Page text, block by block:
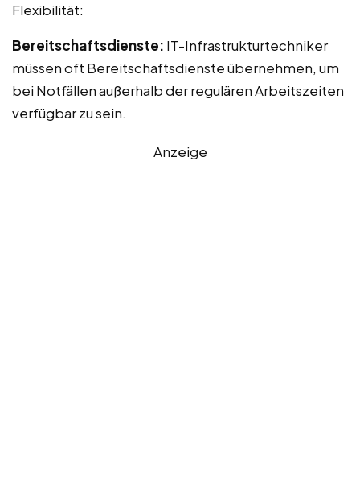
Flexibilität:
Bereitschaftsdienste: IT-Infrastrukturtechniker
müssen oft Bereitschaftsdienste übernehmen, um
bei Notfällen außerhalb der regulären Arbeitszeiten
verfügbar zu sein.
Anzeige